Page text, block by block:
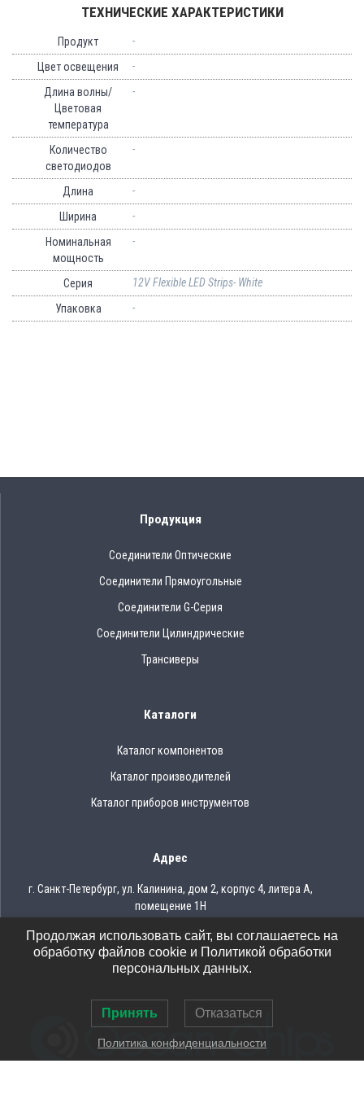
ТЕХНИЧЕСКИЕ ХАРАКТЕРИСТИКИ
Продукт
-
Цвет освещения
-
Длина волны/
Цветовая
температура
-
Количество
светодиодов
-
Длина
-
Ширина
-
Номинальная
мощность
-
Серия
12V Flexible LED Strips- White
Упаковка
-
Продукция
Соединители Оптические
Соединители Прямоугольные
Соединители G-Серия
Соединители Цилиндрические
Трансиверы
Каталоги
Каталог компонентов
Каталог производителей
Каталог приборов инструментов
Адрес
г. Санкт-Петербург, ул. Калинина, дом 2, корпус 4, литера А,
помещение 1Н
Тел.: 8 (812) 309-75-97
Email: ocean@oceanchips.ru
Продолжая использовать сайт, вы соглашаетесь на
обработку файлов cookie и Политикой обработки
персональных данных.
Принять Отказаться
Политика конфиденциальности